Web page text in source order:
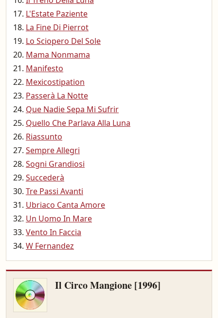
L'Estate Paziente
La Fine Di Pierrot
Lo Sciopero Del Sole
Mama Nonmama
Manifesto
Mexicostipation
Passerà La Notte
Que Nadie Sepa Mi Sufrir
Quello Che Parlava Alla Luna
Riassunto
Sempre Allegri
Sogni Grandiosi
Succederà
Tre Passi Avanti
Ubriaco Canta Amore
Un Uomo In Mare
Vento In Faccia
W Fernandez
Il Circo Mangione [1996]